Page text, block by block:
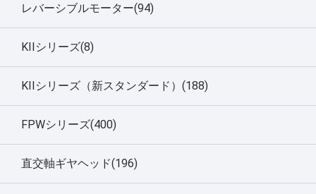
レバーシブルモーター(94)
KIIシリーズ(8)
KIIシリーズ（新スタンダード）(188)
FPWシリーズ(400)
直交軸ギヤヘッド(196)